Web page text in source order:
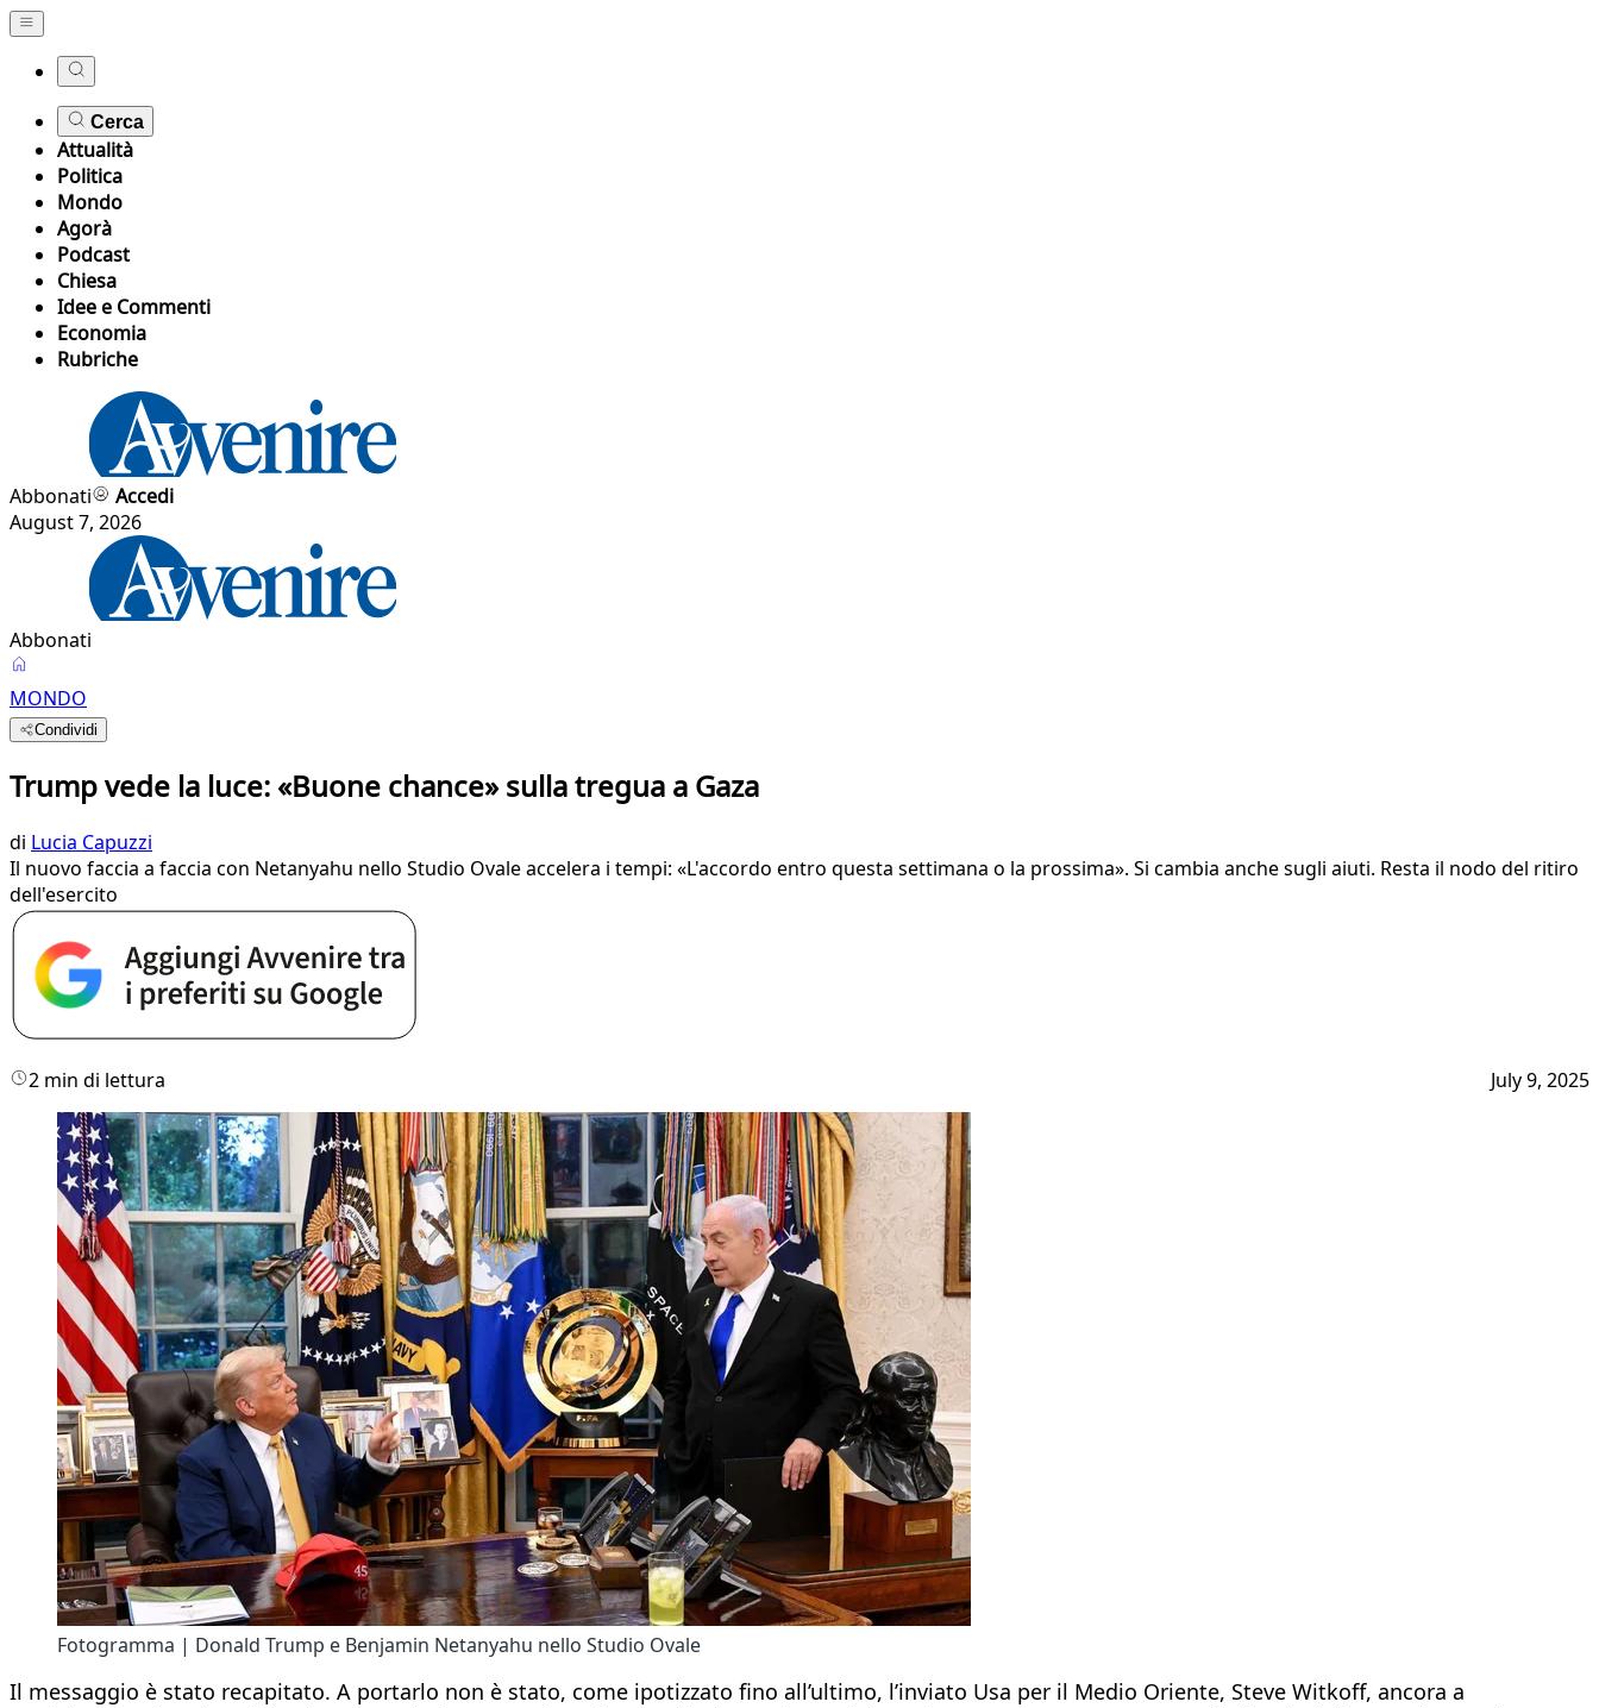
Cerca
Attualità
Politica
Mondo
Agorà
Podcast
Chiesa
Idee e Commenti
Economia
Rubriche
Abbonati
Accedi
August 7, 2026
Abbonati
MONDO
Condividi
Trump vede la luce: «Buone chance» sulla tregua a Gaza
di Lucia Capuzzi
Il nuovo faccia a faccia con Netanyahu nello Studio Ovale accelera i tempi: «L'accordo entro questa settimana o la prossima». Si cambia anche sugli aiuti. Resta il nodo del ritiro
dell'esercito
2 min di lettura July 9, 2025
Fotogramma | Donald Trump e Benjamin Netanyahu nello Studio Ovale
Il messaggio è stato recapitato. A portarlo non è stato, come ipotizzato fino all’ultimo, l’inviato Usa per il Medio Oriente, Steve Witkoff, ancora a